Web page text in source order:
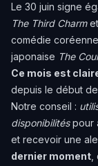
Le 30 juin signe
The Third Charmet
comédie
japonaise The
Ce mois est
depuis le début
Notre conseil :
disponibilitéspour
et recevoir une
dernier moment